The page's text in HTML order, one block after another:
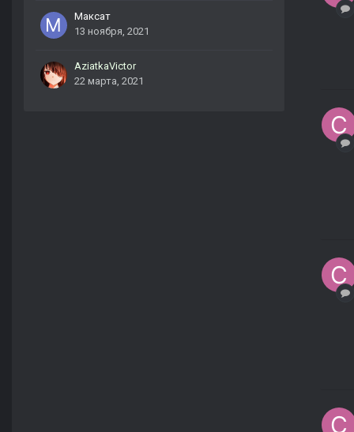
Максат
13 ноября, 2021
AziatkaVictor
22 марта, 2021